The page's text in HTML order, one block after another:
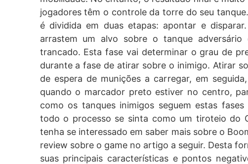
jogadores têm o controle da torre do seu
é dividida em duas etapas: apontar e
arrastem um alvo sobre o tanque
trancado. Esta fase vai determinar o grau de
durante a fase de atirar sobre o inimigo. Atirar
de espera de munições a carregar, em
quando o marcador preto estiver no centro,
como os tanques inimigos seguem estas
todo o processo se sinta como um tiroteio do
tenha se interessado em saber mais sobre o
review sobre o game no artigo a seguir. Desta
suas principais características e pontos